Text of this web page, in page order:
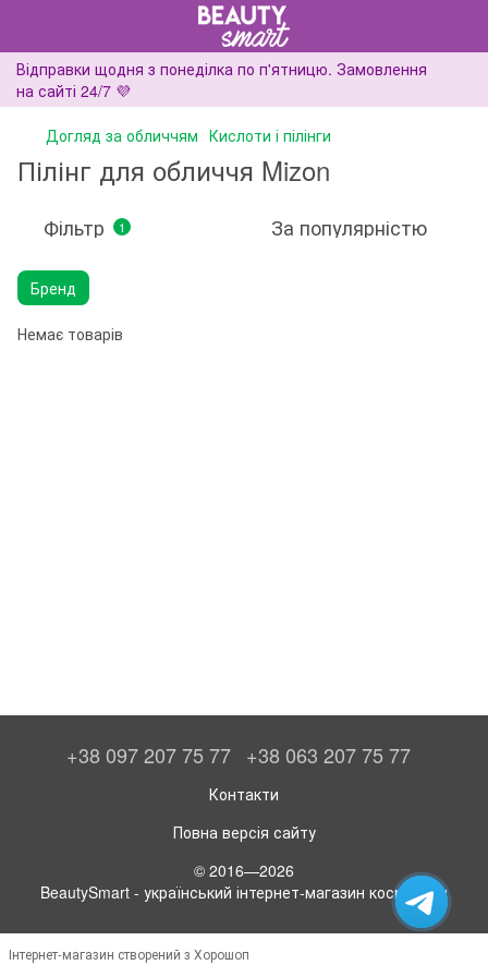
Відправки щодня з понеділка по п'ятницю. Замовлення
на сайті 24/7 💜
Догляд за обличчям Кислоти і пілінги
Пілінг для обличчя Mizon
Фільтр 1 За популярністю
Бренд
Немає товарів
+38 097 207 75 77 +38 063 207 75 77
Контакти
Повна версія сайту
© 2016—2026
BeautySmart - український інтернет-магазин косметики
Інтернет-магазин створений з Хорошоп